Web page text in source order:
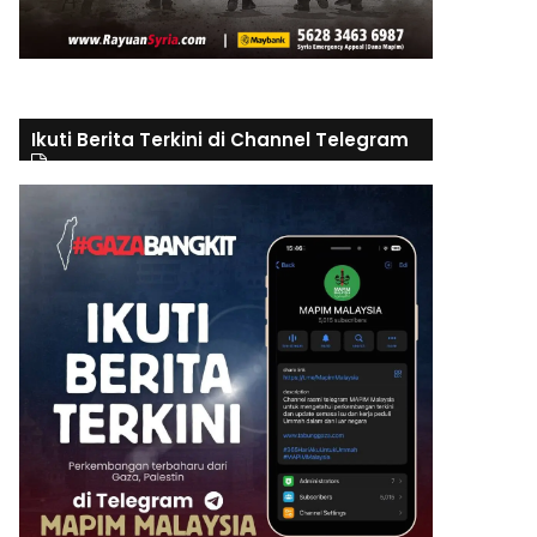
Ikuti Berita Terkini di Channel Telegram